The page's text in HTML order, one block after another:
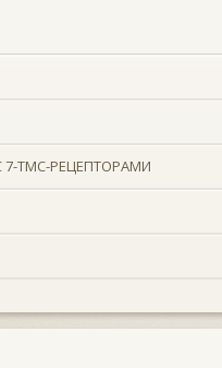
ТМС-РЕЦЕПТОРАМИ